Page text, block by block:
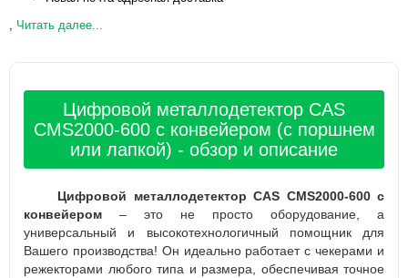
, Читать далее...
Цифровой металлодетектор CAS
CMS2000-600 с конвейером (с поршнем
или лапкой) - обзор и описание
Цифровой металлодетектор CAS CMS2000-600 с
конвейером – это не просто оборудование, а
универсальный и высокотехнологичный помощник для
Вашего производства! Он идеально работает с чекерами и
режекторами любого типа и размера, обеспечивая точное